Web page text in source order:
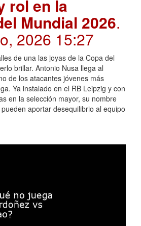
rol en la
Mundial 2026.
2026 15:27
de una las joyas de la Copa del
brillar. Antonio Nusa llega al
de los atacantes jóvenes más
Ya instalado en el RB Leipzig y con
en la selección mayor, su nombre
aportar desequilibrio al equipo